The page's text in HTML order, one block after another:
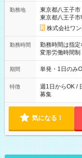
勤務地
東京都八王子市
東京都八王子市
株式会社ワ
勤務時間
勤務時間は指定
変形労働時間制 想定労
～21：00
期間 単発・1日のみ
特徴
週1日からOK /
募集
気になる！